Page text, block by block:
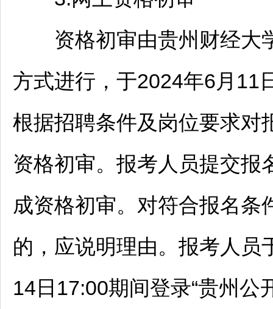
资格初审由贵州财经大
方式进行，于2024年6月11
根据招聘条件及岗位要求对
资格初审。报考人员提交报
成资格初审。对符合报名条
的，应说明理由。报考人员
14日17:00期间登录“贵州公